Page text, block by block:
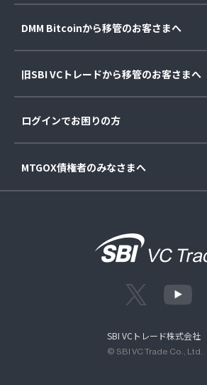
DMM Bitcoinから移管のお客さまへ
旧SBI VCトレードから移管のお客さまへ
ログインでお困りの方
MTGOX債権者のみなさまへ
SBI VCトレード株式会社
© SBI VC Trade Co., Ltd.